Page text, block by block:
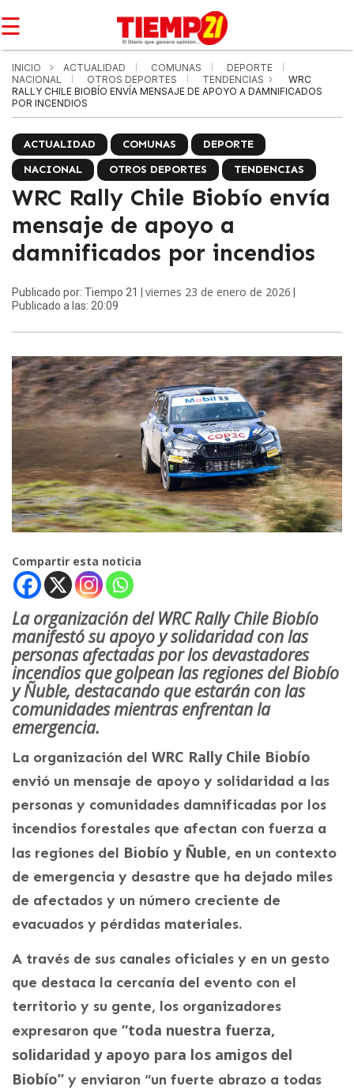
☰
INICIO ACTUALIDAD COMUNAS
DEPORTE
NACIONAL
OTROS DEPORTES TENDENCIAS
WRC
RALLY CHILE BIOBÍO ENVÍA MENSAJE DE APOYO A DAMNIFICADOS
POR INCENDIOS
ACTUALIDAD COMUNAS
DEPORTE
NACIONAL
OTROS DEPORTES TENDENCIAS
WRC Rally Chile Biobío envía
mensaje de apoyo a
damnificados por incendios
Publicado por: Tiempo 21 | viernes 23 de enero de 2026
Publicado a las: 20:09
Compartir esta noticia
La organización del WRC Rally Chile Biobío
manifestó su apoyo y solidaridad con las
personas afectadas por los devastadores
incendios que golpean las regiones del Biobío
y Ñuble, destacando que estarán con las
comunidades mientras enfrentan la
emergencia.
La organización del WRC Rally Chile Biobío
envió un mensaje de apoyo y solidaridad a las
personas y comunidades damnificadas por los
incendios forestales que afectan con fuerza a
las regiones del Biobío y Ñuble, en un contexto
de emergencia y desastre que ha dejado miles
de afectados y un número creciente de
evacuados y pérdidas materiales.
A través de sus canales oficiales y en un gesto
que destaca la cercanía del evento con el
territorio y su gente, los organizadores
expresaron que “toda nuestra fuerza,
solidaridad y apoyo para los amigos del
Biobío” y enviaron “un fuerte abrazo a todas